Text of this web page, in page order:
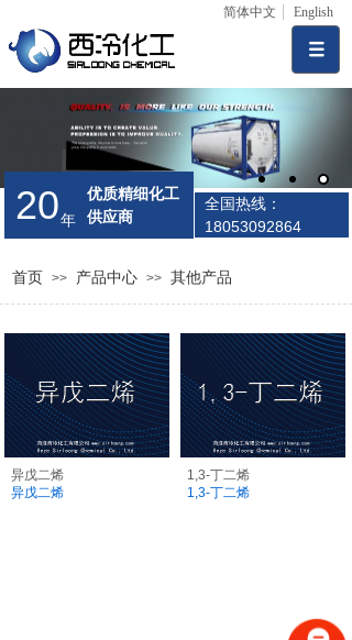
简体中文 English
年
20
优质精细化工
供应商
全国热线：
18053092864
首页 >> 产品中心 >> 其他产品
异戊二烯
异戊二烯
1,3-丁二烯
1,3-丁二烯